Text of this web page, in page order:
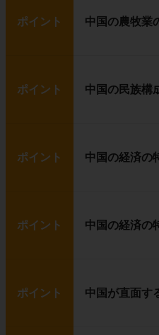
ポイント 中国の農牧業
ポイント 中国の民族構
ポイント 中国の経済の
ポイント 中国の経済の
ポイント 中国が直面す